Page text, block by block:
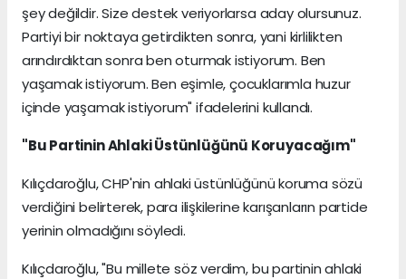
şey değildir. Size destek veriyorlarsa aday olursunuz.
Partiyi bir noktaya getirdikten sonra, yani kirlilikten
arındırdıktan sonra ben oturmak istiyorum. Ben
yaşamak istiyorum. Ben eşimle, çocuklarımla huzur
içinde yaşamak istiyorum" ifadelerini kullandı.
"Bu Partinin Ahlaki Üstünlüğünü Koruyacağım"
Kılıçdaroğlu, CHP'nin ahlaki üstünlüğünü koruma sözü
verdiğini belirterek, para ilişkilerine karışanların partide
yerinin olmadığını söyledi.
Kılıçdaroğlu, "Bu millete söz verdim, bu partinin ahlaki